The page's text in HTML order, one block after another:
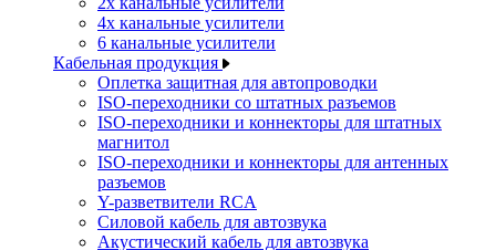
4х канальные усилители
6 канальные усилители
Кабельная продукция
Оплетка защитная для автопроводки
ISO-переходники со штатных разъемов
ISO-переходники и коннекторы для штатных
магнитол
ISO-переходники и коннекторы для антенных
разъемов
Y-разветвители RCA
Силовой кабель для автозвука
Акустический кабель для автозвука